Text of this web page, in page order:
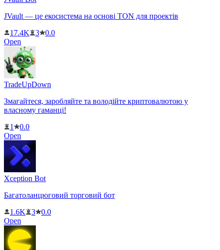
JVault — це екосистема на основі TON для проектів
17.4K
3
0.0
Open
TradeUpDown
Змагайтеся, заробляйте та володійте криптовалютою у
власному гаманці!
1
0.0
Open
Xception Bot
Багатоланцюговий торговий бот
1.6K
3
0.0
Open